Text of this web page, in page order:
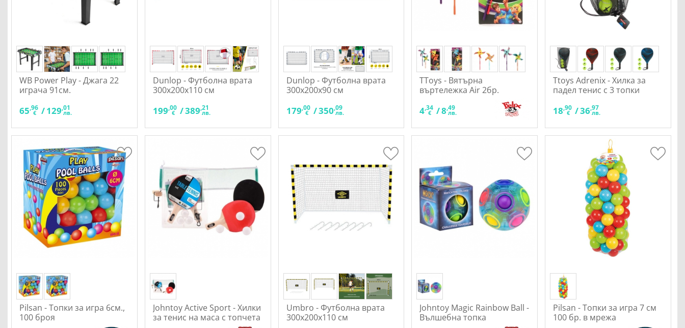
WB Power Play - Джага 22
играча 91см.
65,96
€ /129,01
лв.
Dunlop - Футболна врата
300x200x110 см
199,00
€ /389,21
лв.
Dunlop - Футболна врата
300x200x90 см
179,00
€ /350,09
лв.
TToys - Вятърна
въртележка Air 2бр.
4,34
€ /8,49
лв.
Ttoys Adrenix - Хилка за
падел тенис с 3 топки
18,90
€ /36,97
лв.
Pilsan - Топки за игра 6см.,
100 броя
Johntoy Active Sport - Хилки
за тенис на маса с топчета
Umbro - Футболна врата
300x200x110 см
Johntoy Magic Rainbow Ball -
Вълшебна топка
Pilsan - Топки за игра 7 см
100 бр. в мрежа